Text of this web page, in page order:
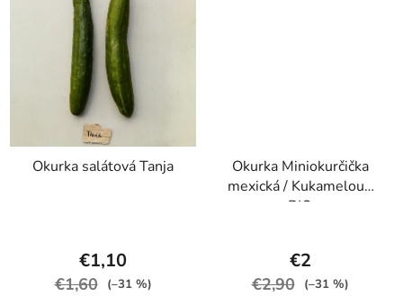
Okurka salátová Tanja
€1,10
€1,60 (–31 %)
Okurka Miniokurčička
mexická / Kukameloun
BIO
€2
€2,90 (–31 %)